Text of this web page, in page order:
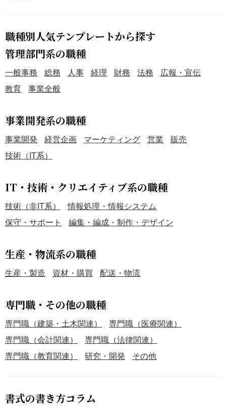
職種別人気テンプレートから探す
管理部門系の職種
一般事務 総務 人事 経理 財務 法務
広報・宣伝
教育
事業全般
事業開発系の職種
事業開発 経営企画 マーケティング 営業
販売
技術（IT系）
IT・技術・クリエイティブ系の職種
技術（非IT系）
情報処理・情報システム
保守・サポート
編集・編成・制作・デザイン
生産・物流系の職種
生産・製造 資材・購買 配送・物流
専門職・その他の職種
専門職（建築・土木関連）
専門職（医療関連）
専門職（会計関連）
専門職（法律関連）
専門職（教育関連）
研究・開発 その他
書式の書き方コラム